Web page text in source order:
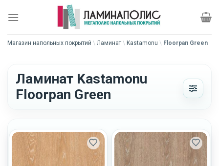
Магазин напольных покрытий \ Ламинат \ Kastamonu \ Floorpan Green
Ламинат Kastamonu
Floorpan Green